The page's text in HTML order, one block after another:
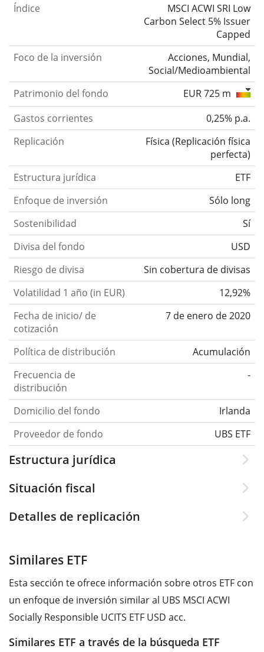
Índice
MSCI ACWI SRI Low
Carbon Select 5% Issuer
Capped
Foco de la inversión
Acciones, Mundial,
Social/Medioambiental
Patrimonio del fondo
EUR 725 m
Gastos corrientes
0,25% p.a.
Replicación
Física (Replicación física
perfecta)
Estructura jurídica
ETF
Enfoque de inversión
Sólo long
Sostenibilidad
Sí
Divisa del fondo
USD
Riesgo de divisa
Sin cobertura de divisas
Volatilidad 1 año (in EUR)
12,92%
Fecha de inicio/ de
cotización
7 de enero de 2020
Política de distribución
Acumulación
Frecuencia de
distribución
-
Domicilio del fondo
Irlanda
Proveedor de fondo
UBS ETF
Estructura jurídica
Situación fiscal
Detalles de replicación
Similares ETF
Esta sección te ofrece información sobre otros ETF con
un enfoque de inversión similar al UBS MSCI ACWI
Socially Responsible UCITS ETF USD acc.
Similares ETF a través de la búsqueda ETF